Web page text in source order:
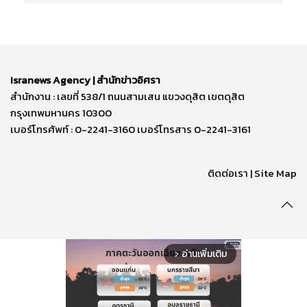
Isranews Agency | สำนักข่าวอิศรา
สำนักงาน : เลขที่ 538/1 ถนนสามเสน แขวงดุสิต เขตดุสิต
กรุงเทพมหานคร 10300
เบอร์โทรศัพท์ : 0-2241-3160 เบอร์โทรสาร 0-2241-3161
ติดต่อเรา | Site Map
arrow_forward_ios อ่านเพิ่มเติม